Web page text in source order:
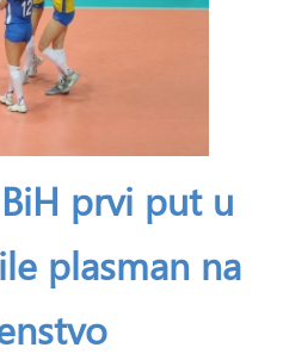
prvi put u
plasman na